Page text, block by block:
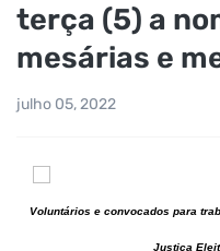
terça (5) a
mesárias e
julho 05, 2022
Voluntários e convocados para
Justiça